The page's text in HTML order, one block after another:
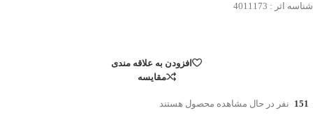
شناسه اثر : 4011173
افزودن به علاقه مندی
مقایسه
151 نفر در حال مشاهده محصول هستند